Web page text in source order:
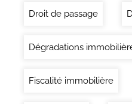
Droit de passage
Dégradations
Fiscalité immobilière